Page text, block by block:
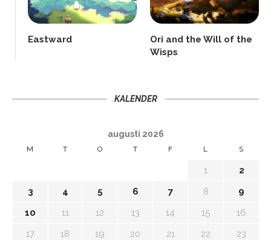
Eastward
Ori and the Will of the
Wisps
KALENDER
augusti 2026
M T O T F L S
1
2
3
4 5 6 7 8
9
10
11 12 13 14 15
16
17
18 19 20 21 22
23